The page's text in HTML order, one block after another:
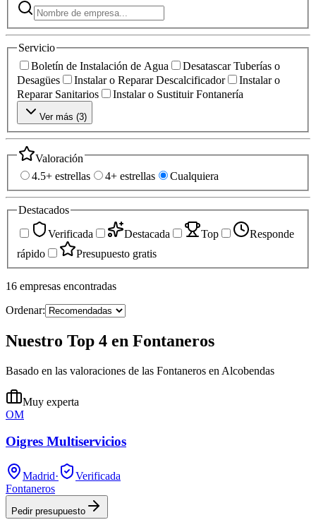
Servicio
Boletín de Instalación de Agua
Desatascar Tuberías o
Desagües
Instalar o Reparar Descalcificador
Instalar o
Reparar Sanitarios
Instalar o Sustituir Fontanería
Ver más (3)
Valoración
4.5+ estrellas
4+ estrellas Cualquiera
Destacados
Verificada
Destacada Top
Responde
rápido
Presupuesto gratis
16 empresas encontradas
Ordenar:
Nuestro Top 4 en Fontaneros
Basado en las valoraciones de las Fontaneros en Alcobendas
Muy experta
OM
Oigres Multiservicios
Madrid·
Verificada
Fontaneros
Pedir presupuesto